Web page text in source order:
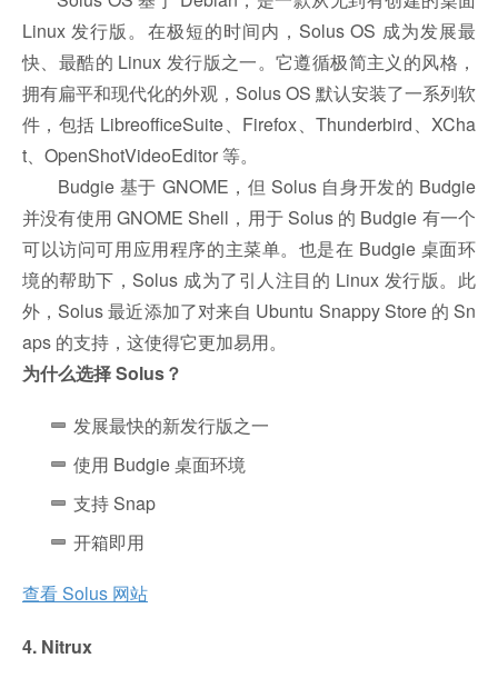
Linux 发行版。在极短的时间内，Solus OS 成为发展最
快、最酷的 Linux 发行版之一。它遵循极简主义的风格，
拥有扁平和现代化的外观，Solus OS 默认安装了一系列软
件，包括 LibreofficeSuite、Firefox、Thunderbird、XCha
t、OpenShotVideoEditor 等。
Budgie 基于 GNOME，但 Solus 自身开发的 Budgie
并没有使用 GNOME Shell，用于 Solus 的 Budgie 有一个
可以访问可用应用程序的主菜单。也是在 Budgie 桌面环
境的帮助下，Solus 成为了引人注目的 Linux 发行版。此
外，Solus 最近添加了对来自 Ubuntu Snappy Store 的 Sn
aps 的支持，这使得它更加易用。
为什么选择 Solus？
发展最快的新发行版之一
使用 Budgie 桌面环境
支持 Snap
开箱即用
查看 Solus 网站
4. Nitrux